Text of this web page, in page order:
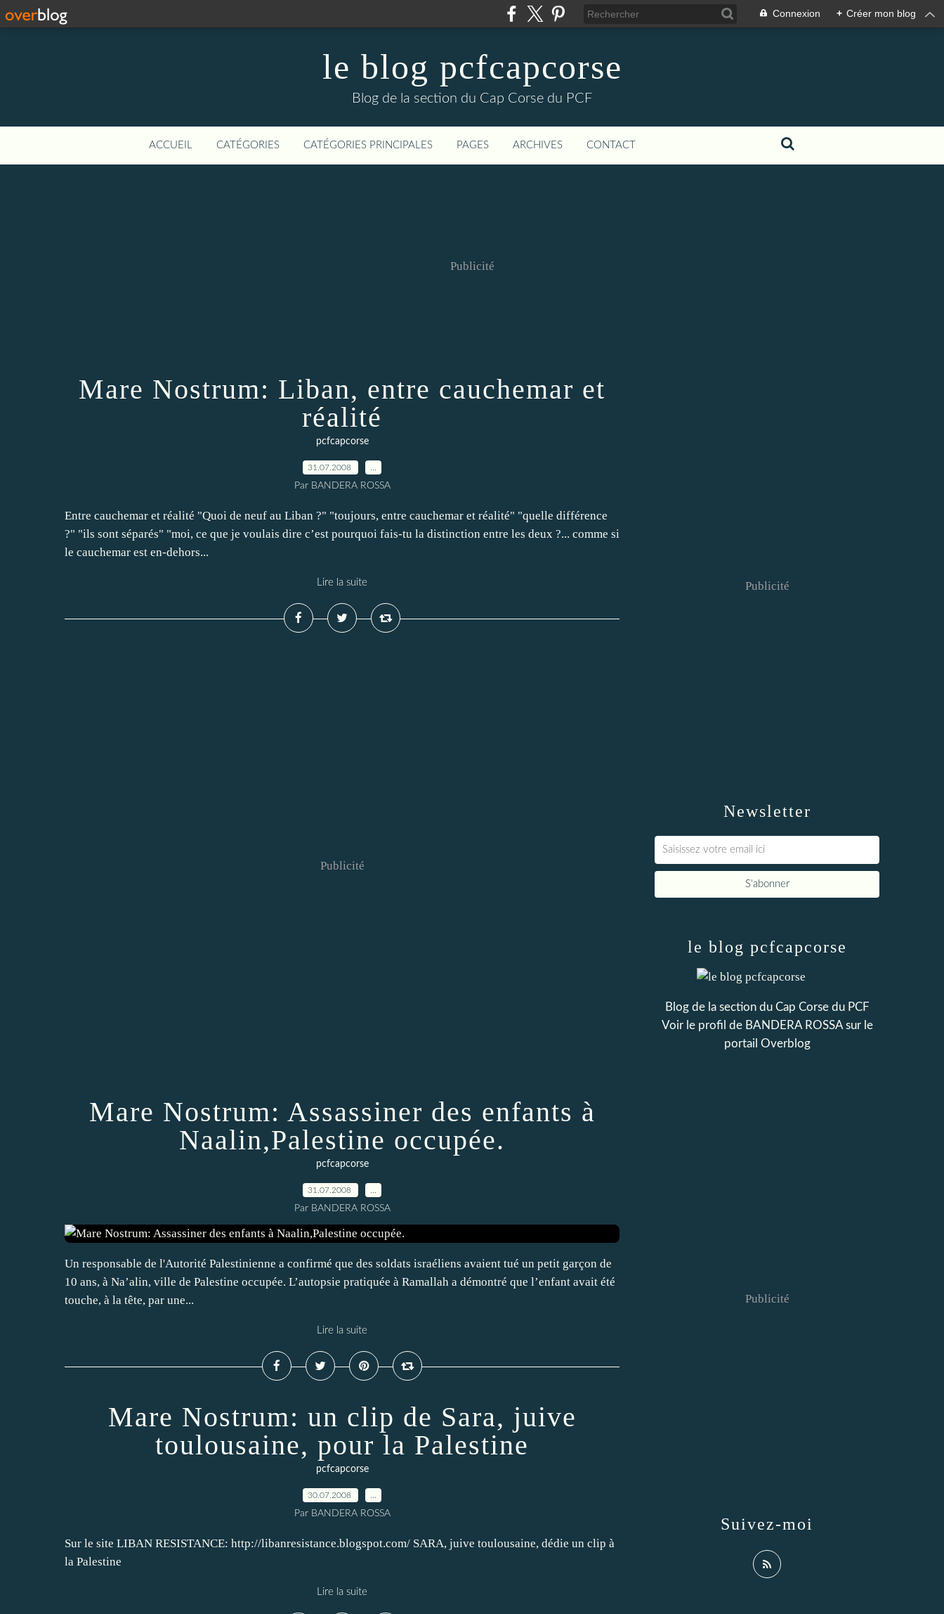
Connexion + Créer mon blog
le blog pcfcapcorse
Blog de la section du Cap Corse du PCF
ACCUEIL CATÉGORIES CATÉGORIES PRINCIPALES PAGES ARCHIVES CONTACT
Publicité
Mare Nostrum: Liban, entre cauchemar et
réalité
pcfcapcorse
31.07.2008
Par BANDERA ROSSA
Entre cauchemar et réalité "Quoi de neuf au Liban ?" "toujours, entre cauchemar et réalité" "quelle différence
?" "ils sont séparés" "moi, ce que je voulais dire c’est pourquoi fais-tu la distinction entre les deux ?... comme si
le cauchemar est en-dehors...
Lire la suite
Publicité
Mare Nostrum: Assassiner des enfants à
Naalin,Palestine occupée.
pcfcapcorse
31.07.2008
Par BANDERA ROSSA
Un responsable de l'Autorité Palestinienne a confirmé que des soldats israéliens avaient tué un petit garçon de
10 ans, à Na’alin, ville de Palestine occupée. L’autopsie pratiquée à Ramallah a démontré que l’enfant avait été
touche, à la tête, par une...
Lire la suite
Mare Nostrum: un clip de Sara, juive
toulousaine, pour la Palestine
pcfcapcorse
30.07.2008
Par BANDERA ROSSA
Sur le site LIBAN RESISTANCE: http://libanresistance.blogspot.com/ SARA, juive toulousaine, dédie un clip à
la Palestine
Lire la suite
Newsletter
Publicité
le blog pcfcapcorse
Blog de la section du Cap Corse du PCF
Voir le profil de BANDERA ROSSAsur le
portail Overblog
Suivez-moi
Publicité